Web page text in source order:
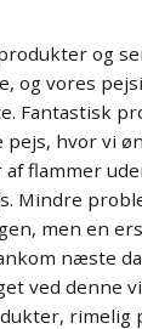
og
og vores
Fantastisk
pejs, hvor vi
flammer
Mindre
men en
næste
ved denne
rimelig